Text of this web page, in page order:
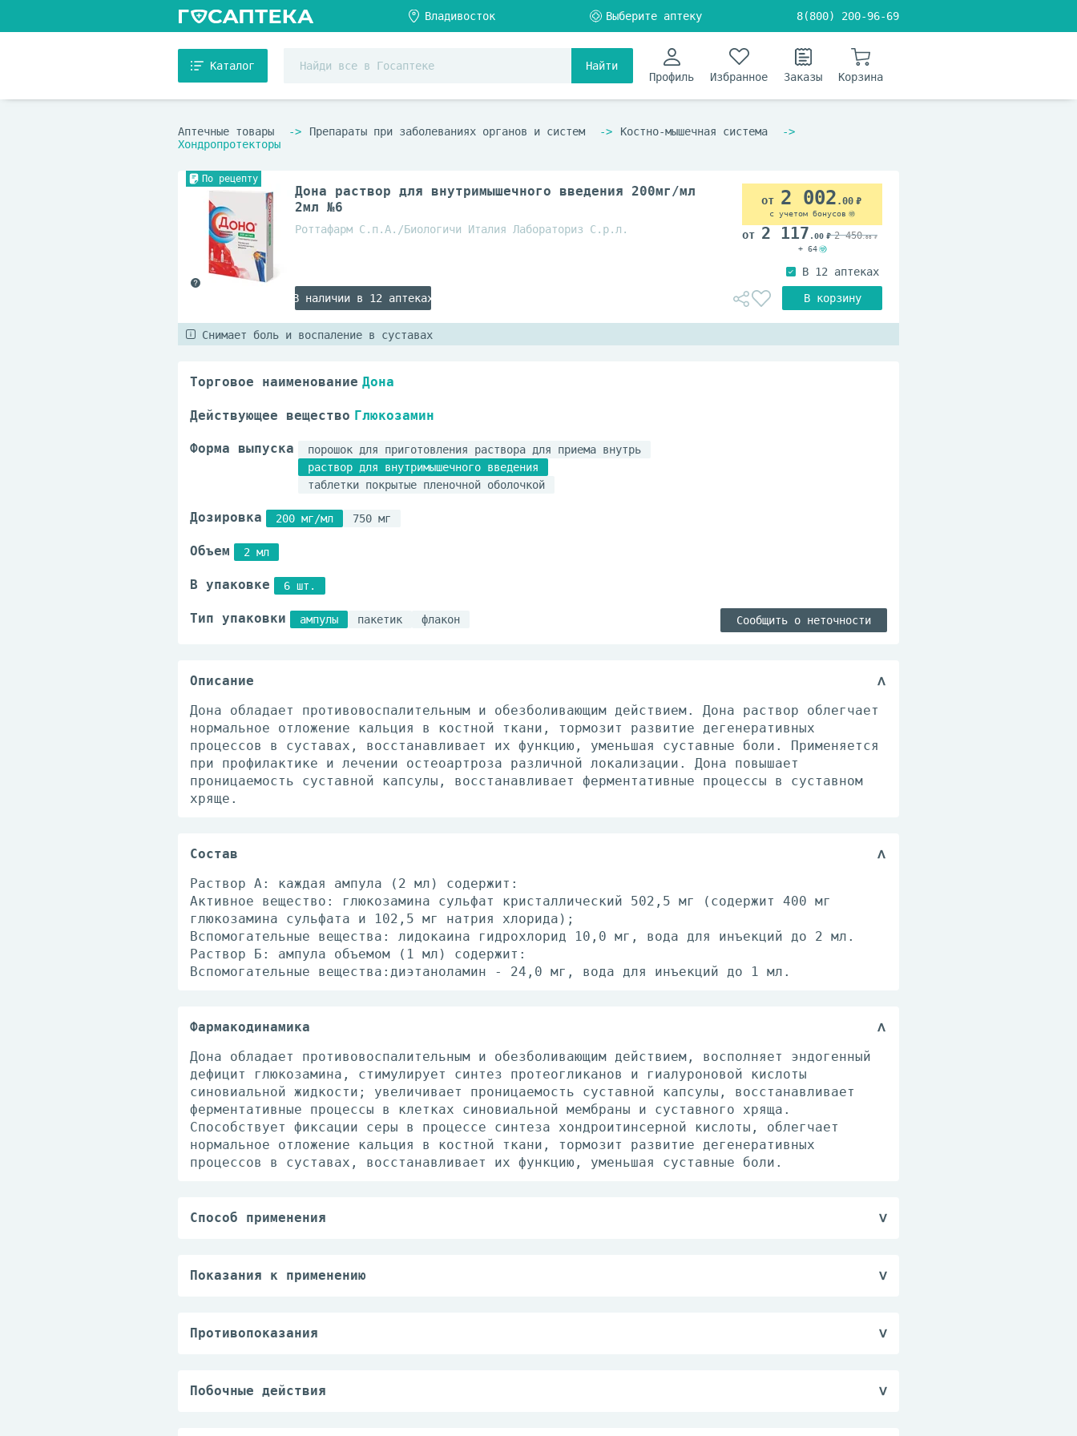
8(800) 200-96-69
Каталог
Найти
Профиль
Избранное Заказы Корзина
Аптечные товары Препараты при заболеваниях органов и систем
Костно-мышечная система
Хондропротекторы
По рецепту
Дона раствор для внутримышечного введения 200мг/мл
2мл №6
Роттафарм С.п.А./Биологичи Италия Лабораториз С.р.л.
В наличии в 12 аптеках
2 002 .00
с учетом бонусов
2 117 .00 2 450.00
+ 64
Снимает боль и воспаление в суставах
Торговое наименование Дона
Действующее вещество Глюкозамин
Форма выпуска
порошок для приготовления раствора для приема внутрь
раствор для внутримышечного введения
таблетки покрытые пленочной оболочкой
Дозировка 200 мг/мл 750 мг
Объем 2 мл
В упаковке 6 шт.
Тип упаковки ампулы пакетик флакон Сообщить о неточности
Описание
Дона обладает противовоспалительным и обезболивающим действием. Дона раствор облегчает
нормальное отложение кальция в костной ткани, тормозит развитие дегенеративных
процессов в суставах, восстанавливает их функцию, уменьшая суставные боли. Применяется
при профилактике и лечении остеоартроза различной локализации. Дона повышает
проницаемость суставной капсулы, восстанавливает ферментативные процессы в суставном
хряще.
Состав
Раствор А: каждая ампула (2 мл) содержит:
Активное вещество: глюкозамина сульфат кристаллический 502,5 мг (содержит 400 мг
глюкозамина сульфата и 102,5 мг натрия хлорида);
Вспомогательные вещества: лидокаина гидрохлорид 10,0 мг, вода для инъекций до 2 мл.
Раствор Б: ампула объемом (1 мл) содержит:
Вспомогательные вещества:диэтаноламин - 24,0 мг, вода для инъекций до 1 мл.
Фармакодинамика
Дона обладает противовоспалительным и обезболивающим действием, восполняет эндогенный
дефицит глюкозамина, стимулирует синтез протеогликанов и гиалуроновой кислоты
синовиальной жидкости; увеличивает проницаемость суставной капсулы, восстанавливает
ферментативные процессы в клетках синовиальной мембраны и суставного хряща.
Способствует фиксации серы в процессе синтеза хондроитинсерной кислоты, облегчает
нормальное отложение кальция в костной ткани, тормозит развитие дегенеративных
процессов в суставах, восстанавливает их функцию, уменьшая суставные боли.
Способ применения
Показания к применению
Противопоказания
— тяжелая хроническая почечная недостаточность;
Побочные действия